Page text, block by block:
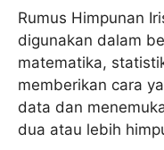
Rumus Himpunan
digunakan dalam
matematika,
memberikan cara
data dan
dua atau lebih